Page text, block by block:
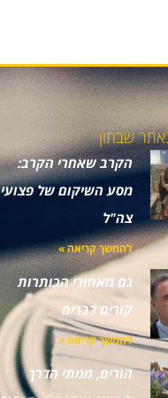
שבתון
הקרב שאחרי הקרב:
מסע השיקום של פצועי
צה"ל
להמשך קריאה »
גם מאחורי הכותרות
קורים דברים
להמשך קריאה »
הורים, ממתי הדרך